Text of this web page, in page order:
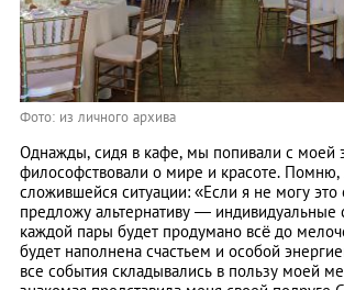
Фото: из личного архива
Однажды, сидя в кафе, мы попивали с моей
философствовали о мире и красоте. Помню,
сложившейся ситуации: «Если я не могу это
предложу альтернативу ― индивидуальные
каждой пары будет продумано всё до
будет наполнена счастьем и особой
все события складывались в пользу моей